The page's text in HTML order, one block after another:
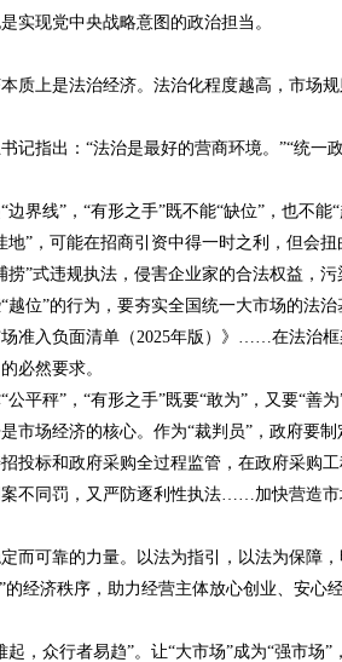
实现党中央战略意图的政治担当。
质上是法治经济。法治化程度越高，市场
记指出：“法治是最好的营商环境。”“统一
边界线”，“有形之手”既不能“缺位”，也不能
地”，可能在招商引资中得一时之利，但会
捞”式违规执法，侵害企业家的合法权益，
越位”的行为，要夯实全国统一大市场的法
准入负面清单（2025年版）》……在法治
必然要求。
公平秤”，“有形之手”既要“敢为”，又要“善为
市场经济的核心。作为“裁判员”，政府要
投标和政府采购全过程监管，在政府采购
不同罚，又严防逐利性执法……加快营造
而可靠的力量。以法为指引，以法为保障
的经济秩序，助力经营主体放心创业、安心
起，众行者易趋”。让“大市场”成为“强市场”